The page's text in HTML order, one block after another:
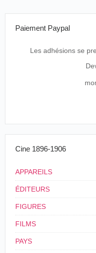
Paiement Paypal
Les adhésions se
Cine 1896-1906
APPAREILS
ÉDITEURS
FIGURES
FILMS
PAYS